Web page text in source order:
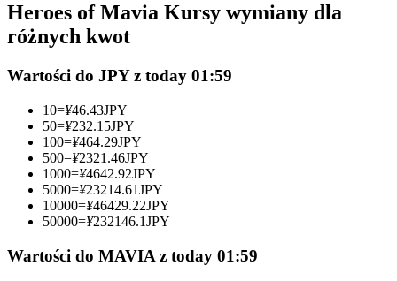
Zostań traderem kopiującym
Ciesz się podziałem zysków i prowizjami z kopiowania
transakcji
Heroes of Mavia Kursy wymiany dla
różnych kwot
Wartości do JPY z today 01:59
10=¥46.43JPY
50=¥232.15JPY
100=¥464.29JPY
500=¥2321.46JPY
1000=¥4642.92JPY
5000=¥23214.61JPY
10000=¥46429.22JPY
50000=¥232146.1JPY
Wartości do MAVIA z today 01:59